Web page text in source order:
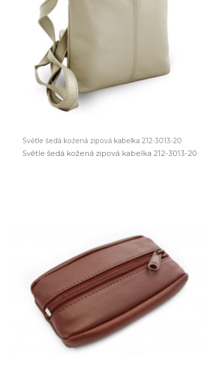
Světle šedá kožená zipová kabelka 212-3013-20
Světle šedá kožená zipová kabelka 212­-3013­-20